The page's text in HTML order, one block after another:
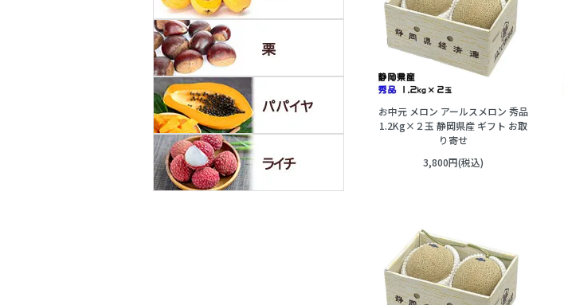
お中元 メロン アールスメロン 秀品
1.2Kg×２玉 静岡県産 ギフト お取
り寄せ
3,800円(税込)